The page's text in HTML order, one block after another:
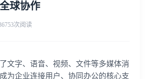
球协作
次阅读
字、语音、视频、文件等多媒体消
为企业连接用户、协同办公的核心支